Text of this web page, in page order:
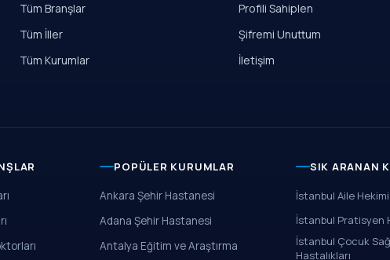
Tüm Branşlar
Tüm İller
Tüm Kurumlar
Profili Sahiplen
Şifremi Unuttum
İletişim
POPÜLER KURUMLAR
Ankara Şehir Hastanesi
Adana Şehir Hastanesi
Antalya Eğitim ve Araştırma
SIK ARANAN
İstanbul Aile Hekimi
İstanbul Pratisyen
İstanbul Çocuk
Hastalıkları